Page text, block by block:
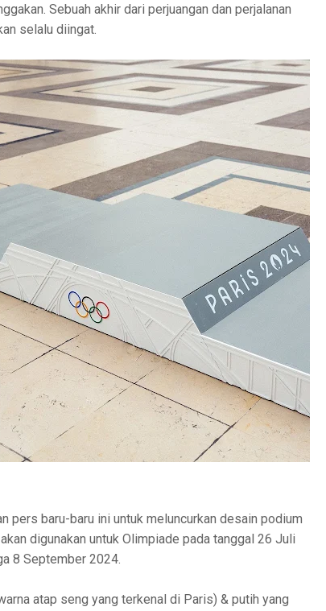
Sebuah akhir dari perjuangan dan perjalanan
selalu diingat.
pers baru-baru ini untuk meluncurkan desain podium
digunakan untuk Olimpiade pada tanggal 26 Juli
8 September 2024.
atap seng yang terkenal di Paris) & putih yang